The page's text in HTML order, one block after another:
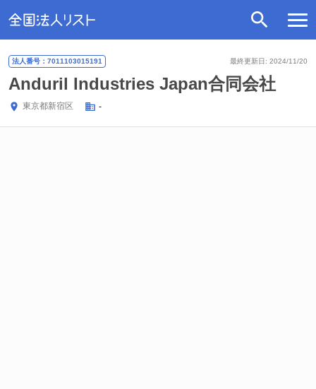
最終更新日: 2024/11/20
法人番号：7011103015191
Anduril Industries Japan合同会社
東京都新宿区 -